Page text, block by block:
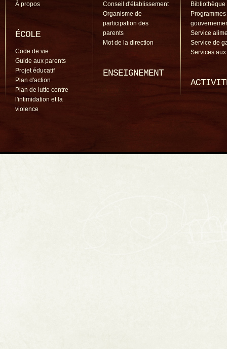
À propos
ÉCOLE
Code de vie
Guide aux parents
Projet éducatif
Plan d'action
Plan de lutte contre
l'intimidation et la
violence
Conseil d'établissement
Organisme de
participation des
parents
Mot de la direction
ENSEIGNEMENT
Bibliothèque
Programmes
Service
Service de
Services